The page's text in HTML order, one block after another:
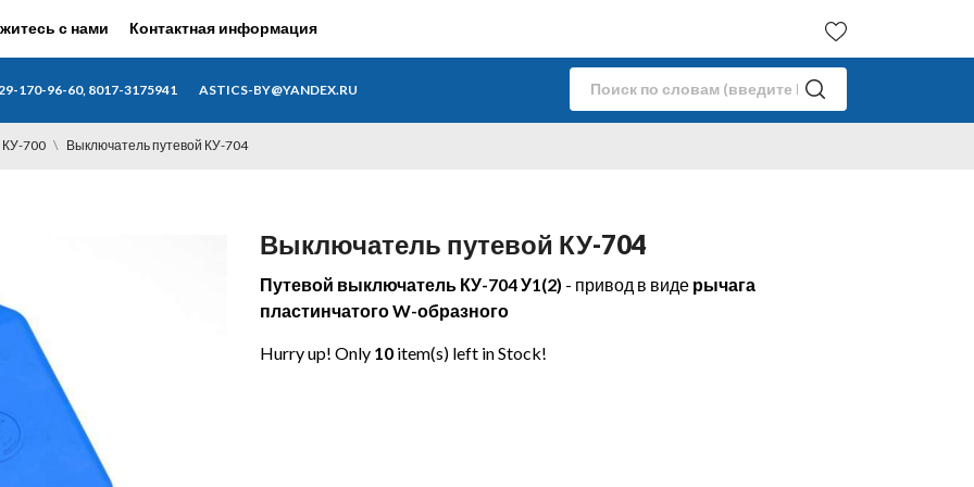
с нами Контактная информация
170-96-60, 8017-3175941 ASTICS-BY@YANDEX.RU
КУ-700 Выключатель путевой КУ-704
Выключатель путевой КУ-704
Путевой выключатель КУ-704 У1(2) - привод в виде рычага
пластинчатого W-образного
Hurry up! Only 10 item(s) left in Stock!